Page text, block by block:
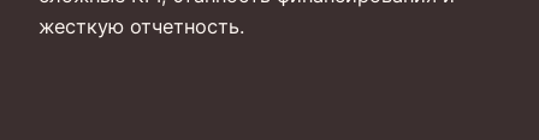
жесткую отчетность.